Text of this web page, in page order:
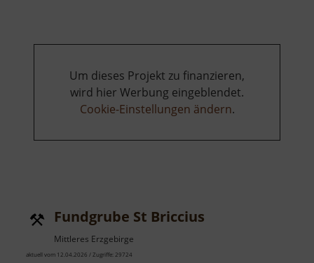
Um dieses Projekt zu finanzieren,
wird hier Werbung eingeblendet.
Cookie-Einstellungen ändern.
Fundgrube St Briccius
Mittleres Erzgebirge
aktuell vom 12.04.2026 / Zugriffe: 29724